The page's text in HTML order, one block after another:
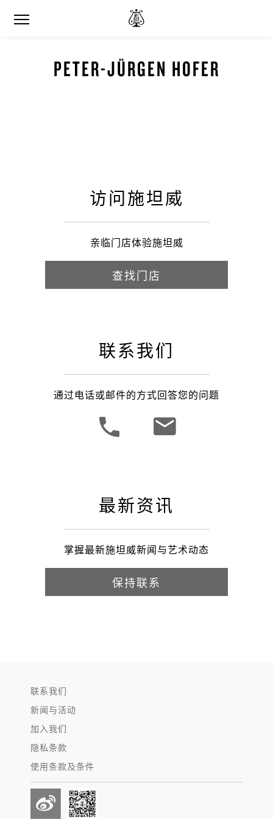
PETER-JÜRGEN HOFER
访问施坦威
亲临门店体验施坦威
查找门店
联系我们
通过电话或邮件的方式回答您的问题
最新资讯
掌握最新施坦威新闻与艺术动态
保持联系
联系我们
新闻与活动
加入我们
隐私条款
使用条款及条件